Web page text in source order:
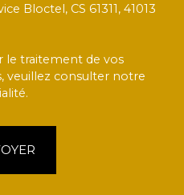
Bloctel, CS 61311, 41013
le traitement de vos
veuillez consulter notre
.